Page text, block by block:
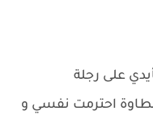
على رجلة
احترمت نفسي و